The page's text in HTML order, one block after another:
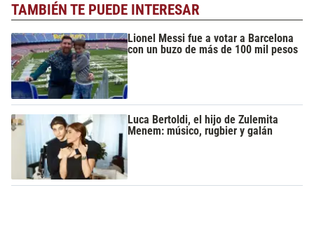
TAMBIÉN TE PUEDE INTERESAR
Lionel Messi fue a votar a Barcelona
con un buzo de más de 100 mil pesos
Luca Bertoldi, el hijo de Zulemita
Menem: músico, rugbier y galán